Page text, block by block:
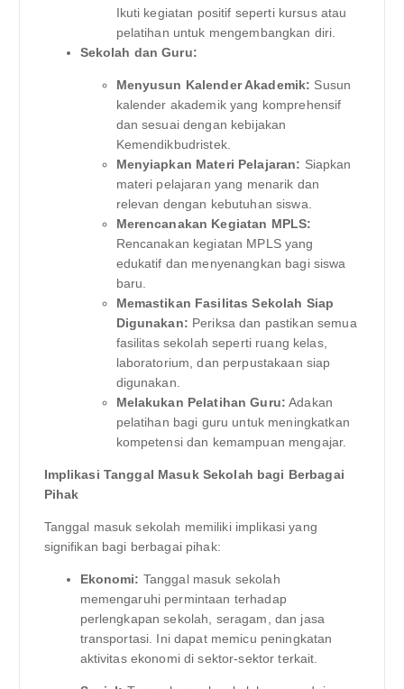
Ikuti kegiatan positif seperti kursus atau
pelatihan untuk mengembangkan diri.
Sekolah dan Guru:
Menyusun Kalender Akademik: Susun
kalender akademik yang komprehensif
dan sesuai dengan kebijakan
Kemendikbudristek.
Menyiapkan Materi Pelajaran: Siapkan
materi pelajaran yang menarik dan
relevan dengan kebutuhan siswa.
Merencanakan Kegiatan MPLS:
Rencanakan kegiatan MPLS yang
edukatif dan menyenangkan bagi siswa
baru.
Memastikan Fasilitas Sekolah Siap
Digunakan: Periksa dan pastikan semua
fasilitas sekolah seperti ruang kelas,
laboratorium, dan perpustakaan siap
digunakan.
Melakukan Pelatihan Guru: Adakan
pelatihan bagi guru untuk meningkatkan
kompetensi dan kemampuan mengajar.
Implikasi Tanggal Masuk Sekolah bagi Berbagai
Pihak
Tanggal masuk sekolah memiliki implikasi yang
signifikan bagi berbagai pihak:
Ekonomi: Tanggal masuk sekolah
memengaruhi permintaan terhadap
perlengkapan sekolah, seragam, dan jasa
transportasi. Ini dapat memicu peningkatan
aktivitas ekonomi di sektor-sektor terkait.